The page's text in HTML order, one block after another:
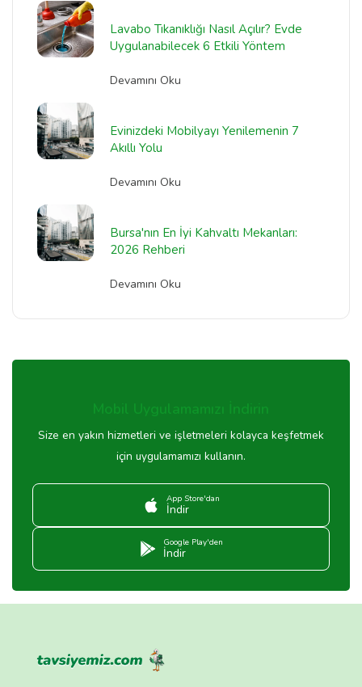
Lavabo Tıkanıklığı Nasıl Açılır? Evde
Uygulanabilecek 6 Etkili Yöntem
Devamını Oku
Evinizdeki Mobilyayı Yenilemenin 7
Akıllı Yolu
Devamını Oku
Bursa'nın En İyi Kahvaltı Mekanları:
2026 Rehberi
Devamını Oku
Mobil Uygulamamızı İndirin
Size en yakın hizmetleri ve işletmeleri kolayca keşfetmek
için uygulamamızı kullanın.
App Store'dan
İndir
Google Play'den
İndir